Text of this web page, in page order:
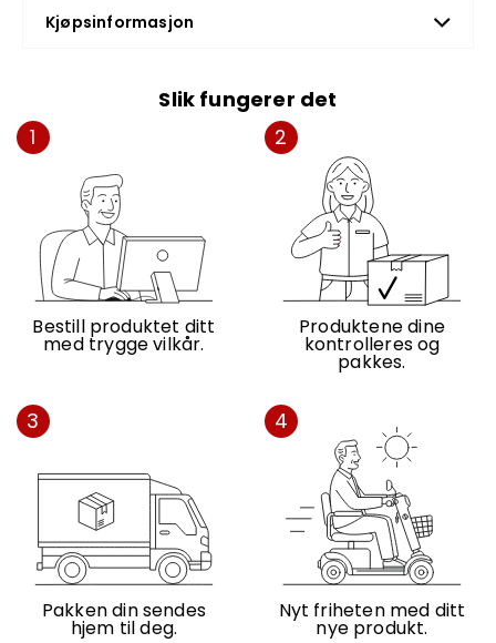
Kjøpsinformasjon
Slik fungerer det
1
Bestill produktet ditt
med trygge vilkår.
2
Produktene dine
kontrolleres og
pakkes.
3
Pakken din sendes
hjem til deg.
4
Nyt friheten med ditt
nye produkt.